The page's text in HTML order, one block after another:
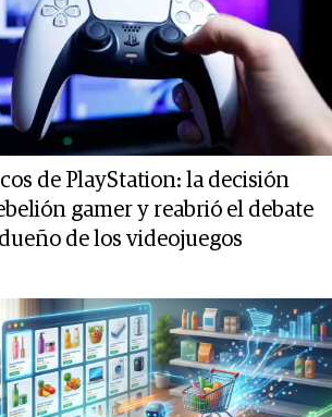
de PlayStation: la decisión
gamer y reabrió el debate
de los videojuegos